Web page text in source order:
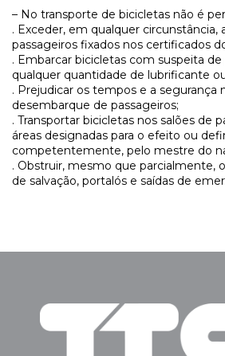
– No transporte de bicicletas não é
. Exceder, em qualquer circunstância,
passageiros fixados nos certificados
. Embarcar bicicletas com suspeita
qualquer quantidade de lubrificante
. Prejudicar os tempos e a segurança
desembarque de passageiros;
. Transportar bicicletas nos salões de
áreas designadas para o efeito ou
competentemente, pelo mestre do
. Obstruir, mesmo que parcialmente,
de salvação, portalós e saídas de